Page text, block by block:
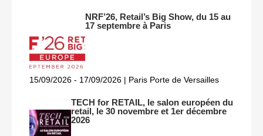
NRF’26, Retail’s Big Show, du 15 au
17 septembre à Paris
15/09/2026 - 17/09/2026 | Paris Porte de Versailles
TECH for RETAIL, le salon européen du
retail, le 30 novembre et 1er décembre
2026